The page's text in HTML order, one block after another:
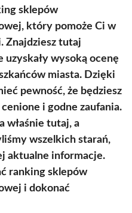
sklepów
który pomoże Ci w
Znajdziesz tutaj
wysoką ocenę
miasta. Dzięki
pewność, że będziesz
i godne zaufania.
właśnie tutaj, a
wszelkich starań,
aktualne informacje.
ranking sklepów
i dokonać